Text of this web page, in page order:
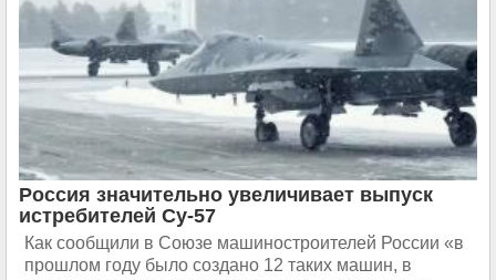
Россия значительно увеличивает выпуск
истребителей Су-57
Как сообщили в Союзе машиностроителей России «в
прошлом году было создано 12 таких машин, в